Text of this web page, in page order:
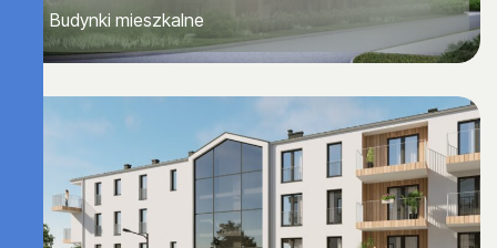
Budynki mieszkalne